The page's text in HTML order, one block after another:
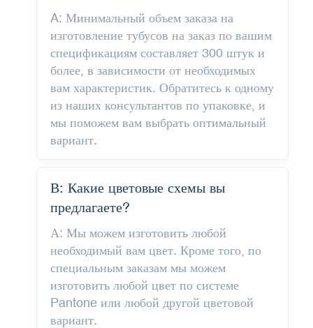
A: Минимальный объем заказа на
изготовление тубусов на заказ по вашим
спецификациям составляет 300 штук и
более, в зависимости от необходимых
вам характеристик. Обратитесь к одному
из наших консультантов по упаковке, и
мы поможем вам выбрать оптимальный
вариант.
В: Какие цветовые схемы вы
предлагаете?
А: Мы можем изготовить любой
необходимый вам цвет. Кроме того, по
специальным заказам мы можем
изготовить любой цвет по системе
Pantone или любой другой цветовой
вариант.